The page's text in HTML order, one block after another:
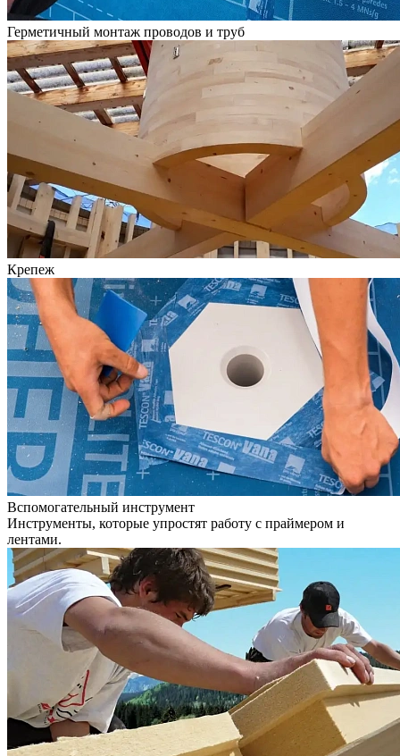
Герметичный монтаж проводов и труб
Крепеж
Вспомогательный инструмент
Инструменты, которые упростят работу с праймером и
лентами.